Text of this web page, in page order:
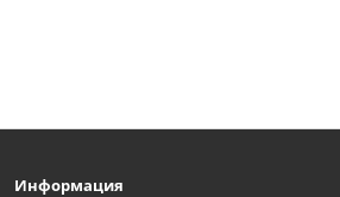
Информация